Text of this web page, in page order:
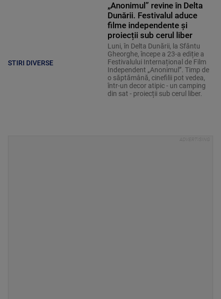
STIRI DIVERSE
„Anonimul” revine în Delta
Dunării. Festivalul aduce
filme independente și
proiecții sub cerul liber
Luni, în Delta Dunării, la Sfântu
Gheorghe, începe a 23-a ediție a
Festivalului Internațional de Film
Independent „Anonimul”. Timp de
o săptămână, cinefilii pot vedea,
într-un decor atipic - un camping
din sat - proiecții sub cerul liber.